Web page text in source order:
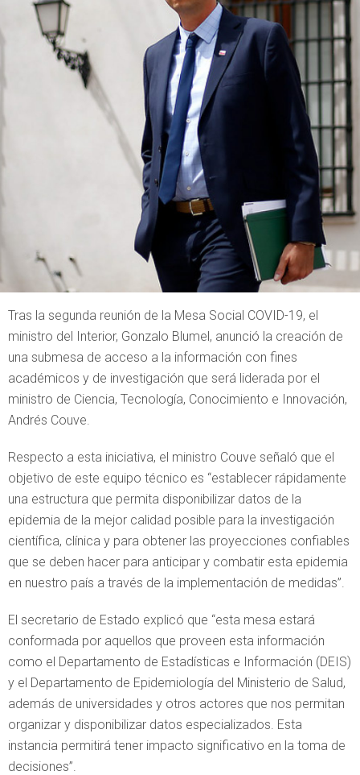
Tras la segunda reunión de la Mesa Social COVID-19, el
ministro del Interior, Gonzalo Blumel, anunció la creación de
una submesa de acceso a la información con fines
académicos y de investigación que será liderada por el
ministro de Ciencia, Tecnología, Conocimiento e Innovación,
Andrés Couve.
Respecto a esta iniciativa, el ministro Couve señaló que el
objetivo de este equipo técnico es “establecer rápidamente
una estructura que permita disponibilizar datos de la
epidemia de la mejor calidad posible para la investigación
científica, clínica y para obtener las proyecciones confiables
que se deben hacer para anticipar y combatir esta epidemia
en nuestro país a través de la implementación de medidas”.
El secretario de Estado explicó que “esta mesa estará
conformada por aquellos que proveen esta información
como el Departamento de Estadísticas e Información (DEIS)
y el Departamento de Epidemiología del Ministerio de Salud,
además de universidades y otros actores que nos permitan
organizar y disponibilizar datos especializados. Esta
instancia permitirá tener impacto significativo en la toma de
decisiones”.